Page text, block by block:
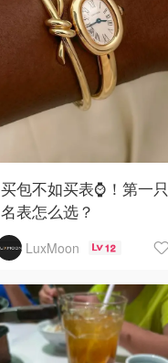
买包不如买表⌚️！第一只
名表怎么选？
LuxMoon 12